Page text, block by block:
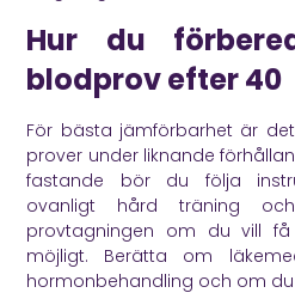
Hur du
blodprov efter 40
För bästa jämförbarhet är
prover under liknande
fastande bör du följa
ovanligt hård träning
provtagningen om du vill
möjligt. Berätta om
hormonbehandling och om du